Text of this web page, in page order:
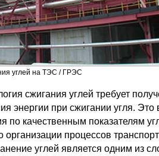
углей на ТЭС / ГРЭС
сжигания углей требует
энергии при сжигании угля.
по качественным показателям
процессов
углей является одним из